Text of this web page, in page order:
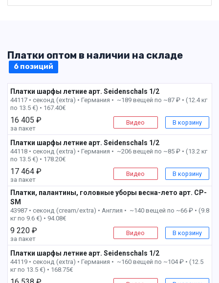
Платки оптом в наличии на складе
6 позиций
Платки шарфы летние арт. Seidenschals 1/2
44117 • секонд (extra) • Германия • ~189 вещей по ~87 ₽ • (12.4 кг
по 13.5 €) • 167.40€
16 405 ₽
за пакет
Видео В корзину
Платки шарфы летние арт. Seidenschals 1/2
44118 • секонд (extra) • Германия • ~206 вещей по ~85 ₽ • (13.2 кг
по 13.5 €) • 178.20€
17 464 ₽
за пакет
Видео В корзину
Платки, палантины, головные уборы весна-лето арт. CP-
SM
43987 • секонд (cream/extra) • Англия • ~140 вещей по ~66 ₽ • (9.8
кг по 9.6 €) • 94.08€
9 220 ₽
за пакет
Видео В корзину
Платки шарфы летние арт. Seidenschals 1/2
44119 • секонд (extra) • Германия • ~160 вещей по ~104 ₽ • (12.5
кг по 13.5 €) • 168.75€